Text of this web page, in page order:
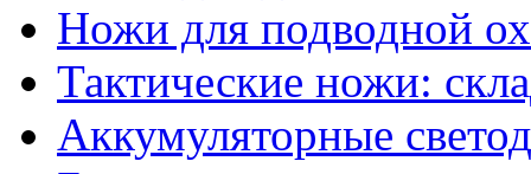
Ножи для подводной
Тактические ножи:
Аккумуляторные